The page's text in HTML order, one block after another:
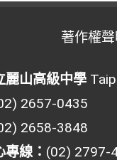
著作權聲
麗山高級中學
2657-0435
2658-3848
線： (02) 2797-